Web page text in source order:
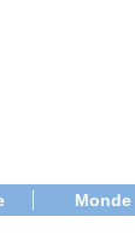
Monde